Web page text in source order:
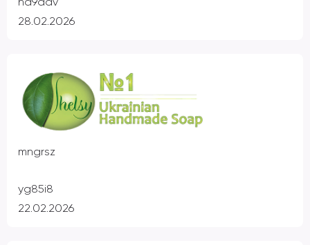
28.02.2026
mngrsz
yg85i8
22.02.2026